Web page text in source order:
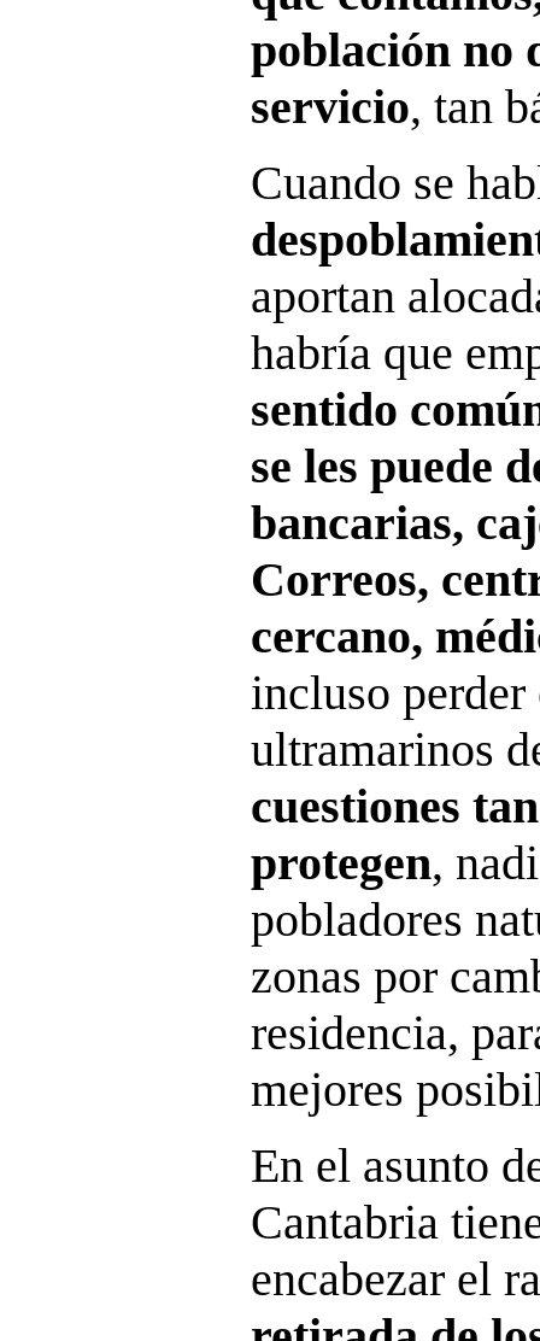
población no
servicio, tan
Cuando se
aportan
habría que
sentido
se les puede
bancarias,
Correos,
cercano,
incluso
ultramarinos
cuestiones
protegen,
pobladores
zonas por
residencia,
mejores
En el asunto
Cantabria
encabezar el